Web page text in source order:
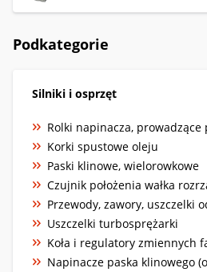
Podkategorie
Silniki i osprzęt
Rolki napinacza, prowadzące
Korki spustowe oleju
Paski klinowe, wielorowkowe
Czujnik położenia wałka
Przewody, zawory, uszczelki
Uszczelki turbosprężarki
Koła i regulatory zmiennych
Napinacze paska klinowego